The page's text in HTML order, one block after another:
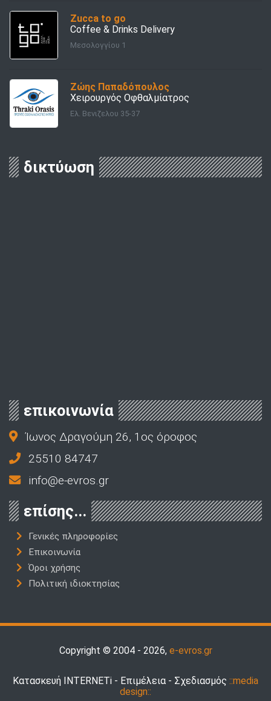
Zucca to go
Coffee & Drinks Delivery
Μεσολογγίου 1
Ζώης Παπαδόπουλος
Χειρουργός Οφθαλμίατρος
Ελ. Βενιζελου 35-37
δικτύωση
επικοινωνία
Ίωνος Δραγούμη 26, 1ος όροφος
25510 84747
info@e-evros.gr
επίσης...
Γενικές πληροφορίες
Επικοινωνία
Όροι χρήσης
Πολιτική ιδιοκτησίας
Copyright © 2004 - 2026, e-evros.gr
Κατασκευή INTERNETi - Επιμέλεια - Σχεδιασμός ::media
design::